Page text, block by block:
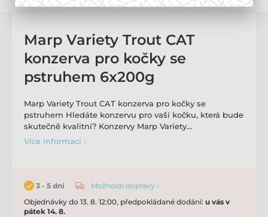
Marp Variety Trout CAT
konzerva pro kočky se
pstruhem 6x200g
Marp Variety Trout CAT konzerva pro kočky se
pstruhem Hledáte konzervu pro vaší kočku, která bude
skutečně kvalitní? Konzervy Marp Variety…
Více informací ›
3 - 5 dní
Možnosti dopravy ›
Objednávky do 13. 8. 12:00, předpokládané dodání: u vás v
pátek 14. 8.